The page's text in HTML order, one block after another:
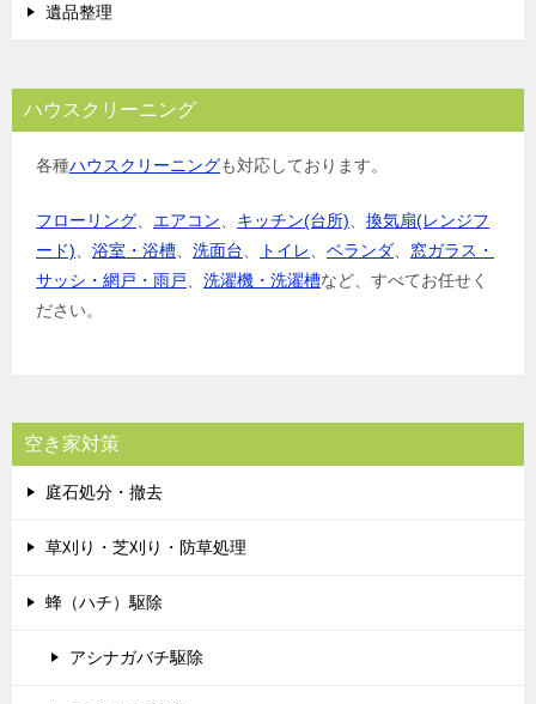
遺品整理
ハウスクリーニング
各種ハウスクリーニングも対応しております。
フローリング エアコン キッチン(台所)
換気扇(レンジフ
ード)
浴室・浴槽 洗面台 トイレ ベランダ
窓ガラス・
サッシ・網戸・雨戸
洗濯機・洗濯槽など、すべてお任せく
ださい。
空き家対策
庭石処分・撤去
草刈り・芝刈り・防草処理
蜂（ハチ）駆除
アシナガバチ駆除